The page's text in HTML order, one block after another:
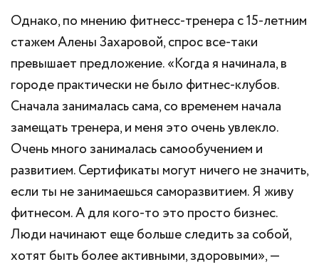
Однако, по мнению фитнесс-тренера с 15-летним
стажем Алены Захаровой, спрос все-таки
превышает предложение. «Когда я начинала, в
городе практически не было фитнес-клубов.
Сначала занималась сама, со временем начала
замещать тренера, и меня это очень увлекло.
Очень много занималась самообучением и
развитием. Сертификаты могут ничего не значить,
если ты не занимаешься саморазвитием. Я живу
фитнесом. А для кого-то это просто бизнес.
Люди начинают еще больше следить за собой,
хотят быть более активными, здоровыми», —